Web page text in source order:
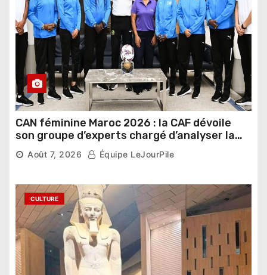
CAN féminine Maroc 2026 : la CAF dévoile
son groupe d’experts chargé d’analyser la
compétition
Août 7, 2026 Équipe LeJourPile
CULTURE